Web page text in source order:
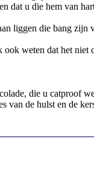
dat u die hem van
liggen die bang
weten dat het
die u catproof
van de hulst en de